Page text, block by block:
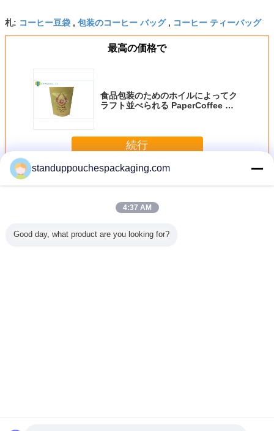
札: コーヒー豆袋 , 包装のコーヒー バッグ, コーヒー ティーバッグ
最高の価格で
食品包装のためのホイルによってク
ラフト並べられる PaperCoffee 包
続行
多くコーヒー包装袋
standuppouchespackaging.com
4:37 AM
Good day, what product are you looking for?